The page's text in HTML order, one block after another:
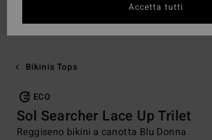
Bikinis Tops
ECO
Sol Searcher Lace Up Trilet
Reggiseno bikini a canotta Blu Donna
Accetta tutti